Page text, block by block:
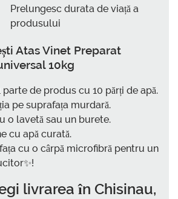
Prelungesc durata de viață a
produsului
Atas Vinet Preparat
10kg
parte de produs cu 10 părți de apă.
pe suprafața murdară.
o lavetă sau un burete.
cu apă curată.
cu o cârpă microfibră pentru un
livrarea în Chisinau,